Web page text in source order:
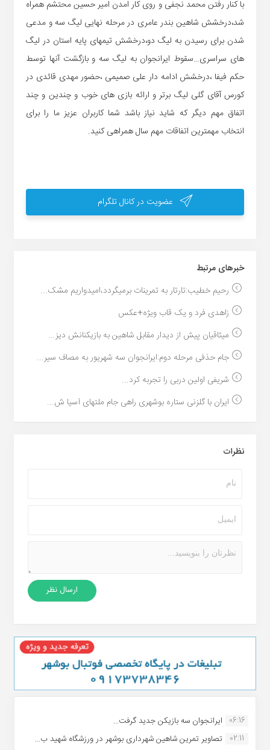
با کنار رفتن محمد نجفی و روی کار امدن امیر حسین محتشم همراه
شد،درخشش شاهین بندر عامری در مرحله نهایی لیگ سه و مدعی
شدن برای رسیدن به لیگ دو،درخشش تیمهای پایه استان در لیگ
های سراسری…سقوط ایرانجوان به لیگ سه و بازگشت آنها توسط
حکم فیفا ،درخشش ادامه دار علی صمیمی ،حضور مهدی قائدی در
کورس آقای گلی لیگ برتر و ارائه بازی های خوب و چندین و چند
اتفاق مهم دیگر که شاید نیاز باشد شما کاربران عزیز ما را برای
انتخاب مهمترین اتفاقات مهم سال همراهی کنید.
عضویت در کانال تلگرام
خبر‌های مرتبط
رحیم خطیب:تارتار به تمرینات برمیگردد،امیدواریم مشک...
زاهدی فرد و یک قاب ویژه+عکس
میثاقیان پیش از دیدار مقابل شاهین به بازیکنانش دیز...
جام حذفی مرحله دوم:ایرانجوان سه شهریور به مصاف سیر...
شریفی اولین دربی را تجربه کرد...
ایران با گلزنی ستاره بوشهری راهی جام ملتهای آسیا ش...
نظرات
06:16 ایرانجوان سه بازیکن جدید گرفت...
02:11
تصاویر تمرین شاهین شهردارى بوشهر در ورزشگاه شهید ب...